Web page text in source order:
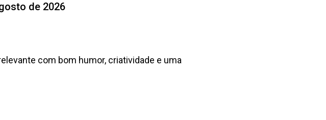
de 2026
com bom humor, criatividade e uma